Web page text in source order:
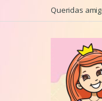
Ir para a navegação
Ir para o conteúdo
Queridas